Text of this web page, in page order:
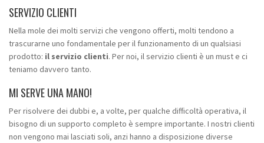
SERVIZIO CLIENTI
Nella mole dei molti servizi che vengono offerti, molti tendono a
trascurarne uno fondamentale per il funzionamento di un qualsiasi
prodotto: il servizio clienti. Per noi, il servizio clienti è un must e ci
teniamo davvero tanto.
MI SERVE UNA MANO!
Per risolvere dei dubbi e, a volte, per qualche difficoltà operativa, il
bisogno di un supporto completo è sempre importante. I nostri clienti
non vengono mai lasciati soli, anzi hanno a disposizione diverse